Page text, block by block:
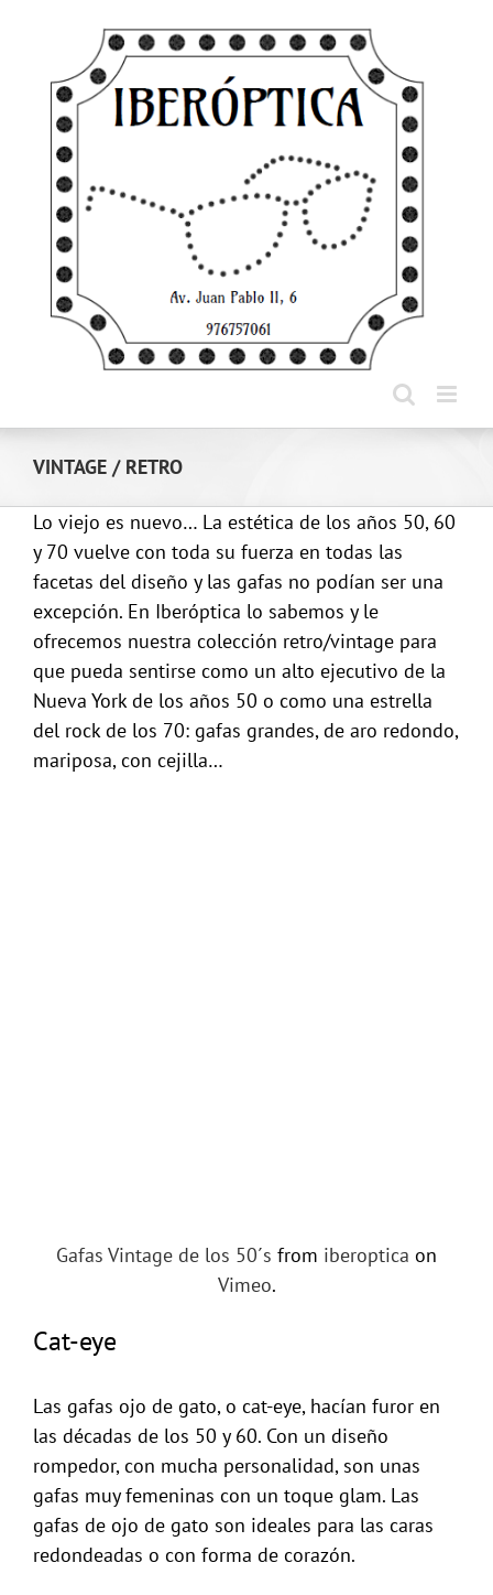
contenido
VINTAGE / RETRO
Lo viejo es nuevo… La estética de los años 50, 60
y 70 vuelve con toda su fuerza en todas las
facetas del diseño y las gafas no podían ser una
excepción. En Iberóptica lo sabemos y le
ofrecemos nuestra colección retro/vintage para
que pueda sentirse como un alto ejecutivo de la
Nueva York de los años 50 o como una estrella
del rock de los 70: gafas grandes, de aro redondo,
mariposa, con cejilla…
Gafas Vintage de los 50´s from iberoptica on
Vimeo.
Cat-eye
Las gafas ojo de gato, o cat-eye, hacían furor en
las décadas de los 50 y 60. Con un diseño
rompedor, con mucha personalidad, son unas
gafas muy femeninas con un toque glam. Las
gafas de ojo de gato son ideales para las caras
redondeadas o con forma de corazón.